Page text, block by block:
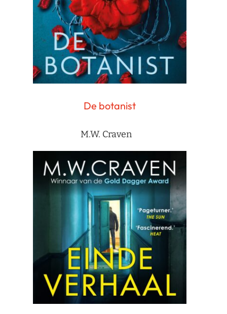
De botanist
M.W. Craven